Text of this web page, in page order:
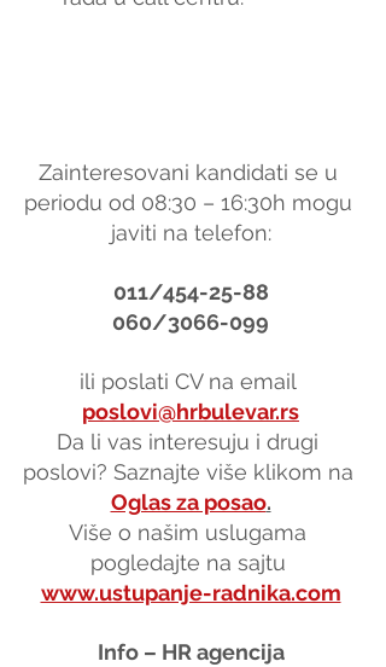
Zainteresovani kandidati se u
periodu od 08:30 – 16:30h mogu
javiti na telefon:
011/454-25-88
060/3066-099
ili poslati CV na email
poslovi@hrbulevar.rs
Da li vas interesuju i drugi
poslovi? Saznajte više klikom na
Oglas za posao.
Više o našim uslugama
pogledajte na sajtu
www.ustupanje-radnika.com
Info – HR agencija